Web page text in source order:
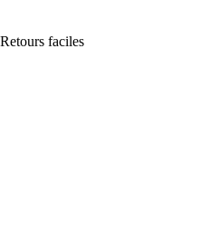
Retours faciles